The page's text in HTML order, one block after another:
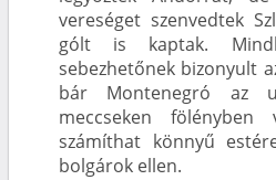
vereséget szenvedtek
gólt is kaptak.
sebezhetőnek bizonyult
bár Montenegró az
meccseken
számíthat könnyű
bolgárok ellen.